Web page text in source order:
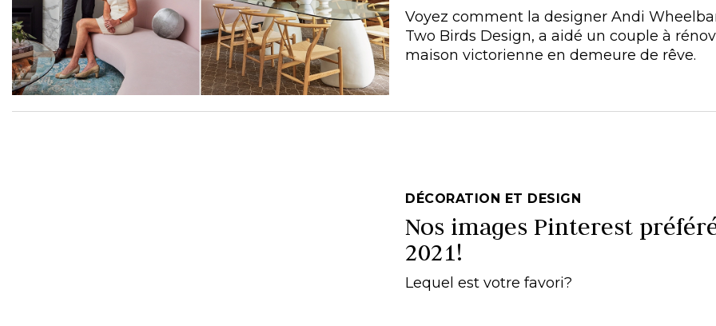
Voyez comment la designer Andi
Two Birds Design, a aidé un couple à
maison victorienne en demeure de rêve.
DÉCORATION ET DESIGN
Nos images Pinterest
2021!
Lequel est votre favori?